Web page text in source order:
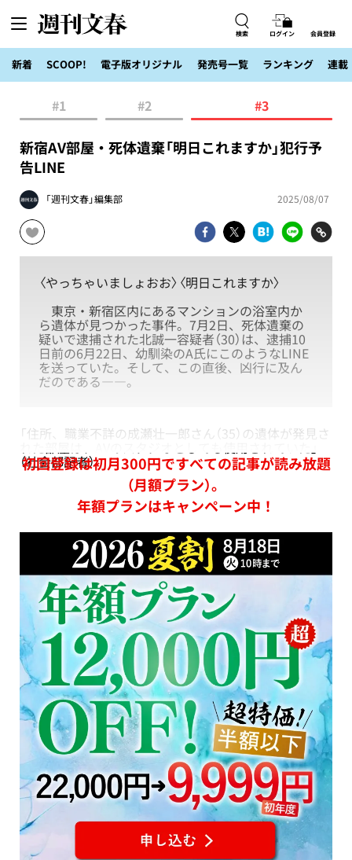
検索 ログイン 会員登録
新着 SCOOP! 電子版オリジナル 発売号一覧 ランキング 連載
#1 #2 #3
新宿AV部屋・死体遺棄「明日これますか」犯行予
告LINE
「週刊文春」編集部 2025/08/07
〈やっちゃいましょおお〉〈明日これますか〉
東京・新宿区内にあるマンションの浴室内か
ら遺体が見つかった事件。7月2日、死体遺棄の
疑いで逮捕された北誠一容疑者（30）は、逮捕10
日前の6月22日、幼馴染のA氏にこのようなLINE
を送っていた。そして、この直後、凶行に及ん
だのである――。
「住所、職業不詳の成瀬壮一郎さん（35）の遺体が発見さ
（社会部記者）
初回登録は初月300円ですべての記事が読み放題
（月額プラン）。
年額プランはキャンペーン中！